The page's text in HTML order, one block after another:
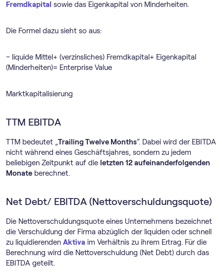
Fremdkapital sowie das Eigenkapital von Minderheiten.
Die Formel dazu sieht so aus:
– liquide Mittel+ (verzinsliches) Fremdkapital+ Eigenkapital
(Minderheiten)= Enterprise Value
Marktkapitalisierung
TTM EBITDA
TTM bedeutet „Trailing Twelve Months”. Dabei wird der EBITDA
nicht während eines Geschäftsjahres, sondern zu jedem
beliebigen Zeitpunkt auf die letzten 12 aufeinanderfolgenden
Monate berechnet.
Net Debt/ EBITDA (Nettoverschuldungsquote)
Die Nettoverschuldungsquote eines Unternehmens bezeichnet
die Verschuldung der Firma abzüglich der liquiden oder schnell
zu liquidierenden Aktiva im Verhältnis zu ihrem Ertrag. Für die
Berechnung wird die Nettoverschuldung (Net Debt) durch das
EBITDA geteilt.